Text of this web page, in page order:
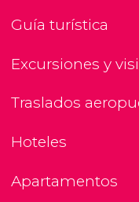
Guía turística
Excursiones y
Traslados
Hoteles
Apartamentos